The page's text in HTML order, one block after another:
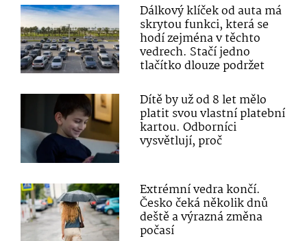
Dálkový klíček od auta má
skrytou funkci, která se
hodí zejména v těchto
vedrech. Stačí jedno
tlačítko dlouze podržet
Dítě by už od 8 let mělo
platit svou vlastní platební
kartou. Odborníci
vysvětlují, proč
Extrémní vedra končí.
Česko čeká několik dnů
deště a výrazná změna
počasí